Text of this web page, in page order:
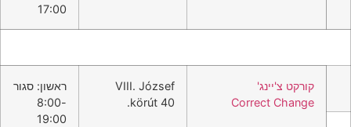
17:00
קורקט צ'יינג'
Correct Change
VIII. József
körút 40.
ראשון: סגור
8:00-
19:00